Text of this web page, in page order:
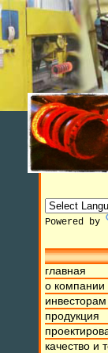
Powered by
главная
о компании
инвесторам
продукция
качество и
2015г. Мы